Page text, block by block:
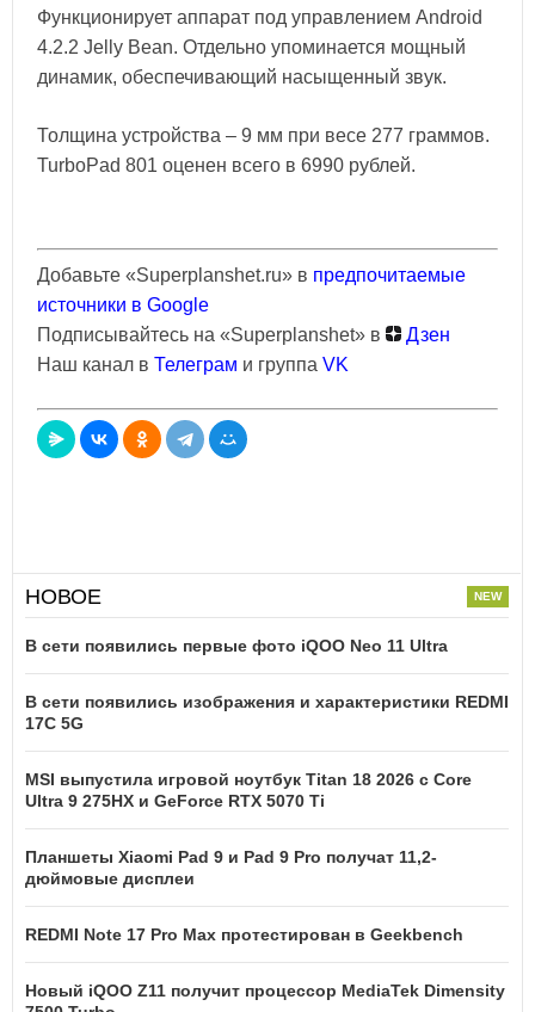
Функционирует аппарат под управлением Android
4.2.2 Jelly Bean. Отдельно упоминается мощный
динамик, обеспечивающий насыщенный звук.
Толщина устройства – 9 мм при весе 277 граммов.
TurboPad 801 оценен всего в 6990 рублей.
Добавьте «Superplanshet.ru» в предпочитаемые
источники в Google
Подписывайтесь на «Superplanshet» в
Дзен
Наш канал в Телеграм и группа VK
НОВОЕ
В сети появились первые фото iQOO Neo 11 Ultra
В сети появились изображения и характеристики REDMI
17C 5G
MSI выпустила игровой ноутбук Titan 18 2026 с Core
Ultra 9 275HX и GeForce RTX 5070 Ti
Планшеты Xiaomi Pad 9 и Pad 9 Pro получат 11,2-
дюймовые дисплеи
REDMI Note 17 Pro Max протестирован в Geekbench
Новый iQOO Z11 получит процессор MediaTek Dimensity